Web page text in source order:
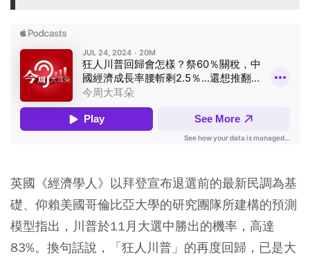
英國《經濟學人》以拜登宣布退選前的最新民調為基
礎、仰賴美國哥倫比亞大學的研究團隊所建構的預測
模型指出，川普於11月大選中勝出的機率，高達
83%。換句話說，「狂人川普」的再度回歸，已是大